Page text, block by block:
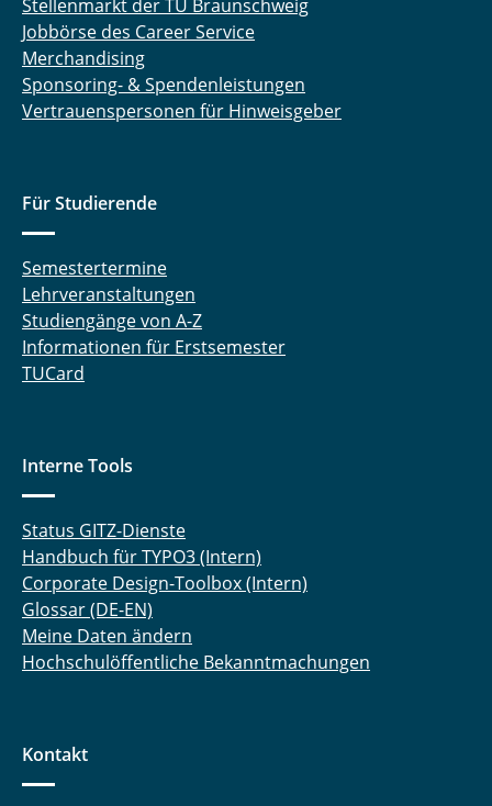
Stellenmarkt der TU Braunschweig
Jobbörse des Career Service
Merchandising
Sponsoring- & Spendenleistungen
Vertrauenspersonen für Hinweisgeber
Für Studierende
Semestertermine
Lehrveranstaltungen
Studiengänge von A-Z
Informationen für Erstsemester
TUCard
Interne Tools
Status GITZ-Dienste
Handbuch für TYPO3 (Intern)
Corporate Design-Toolbox (Intern)
Glossar (DE-EN)
Meine Daten ändern
Hochschulöffentliche Bekanntmachungen
Kontakt